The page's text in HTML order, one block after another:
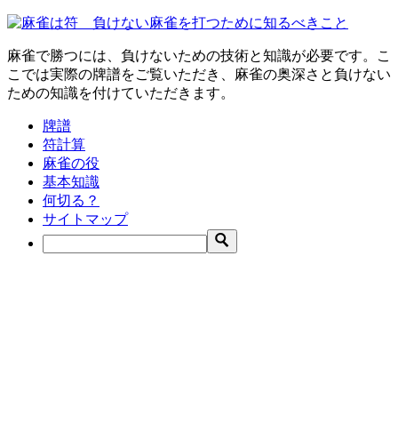
麻雀で勝つには、負けないための技術と知識が必要です。こ
こでは実際の牌譜をご覧いただき、麻雀の奥深さと負けない
ための知識を付けていただきます。
牌譜
符計算
麻雀の役
基本知識
何切る？
サイトマップ